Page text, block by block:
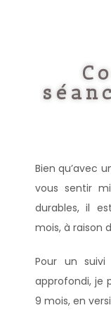
Bien qu’avec
vous sentir
durables, il
mois, à raison
Pour un
approfondi, je
9 mois, en